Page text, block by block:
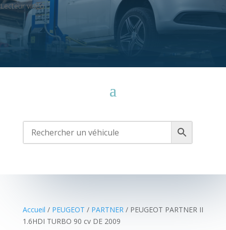
Lecteur vidéo
Media error: Format(s) not supported or source(s) not found
Télécharger le fichier: https://cassauto79.fr/wp-
Accueil / PEUGEOT / PARTNER / PEUGEOT PARTNER II
1.6HDI TURBO 90 cv DE 2009